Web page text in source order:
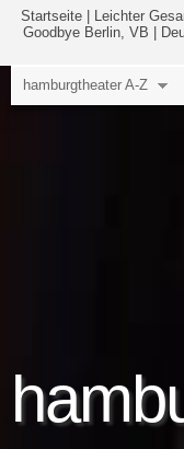
Startseite Leichter
Goodbye Berlin, VB
hamburgtheater A-Z